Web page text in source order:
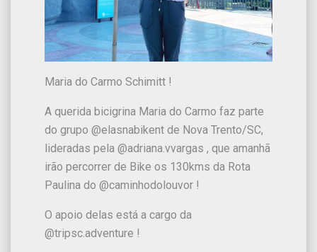
Maria do Carmo Schimitt !
A querida bicigrina Maria do Carmo faz parte
do grupo @elasnabikent de Nova Trento/SC,
lideradas pela @adriana.vvargas , que amanhã
irão percorrer de Bike os 130kms da Rota
Paulina do @caminhodolouvor !
O apoio delas está a cargo da
@tripsc.adventure !